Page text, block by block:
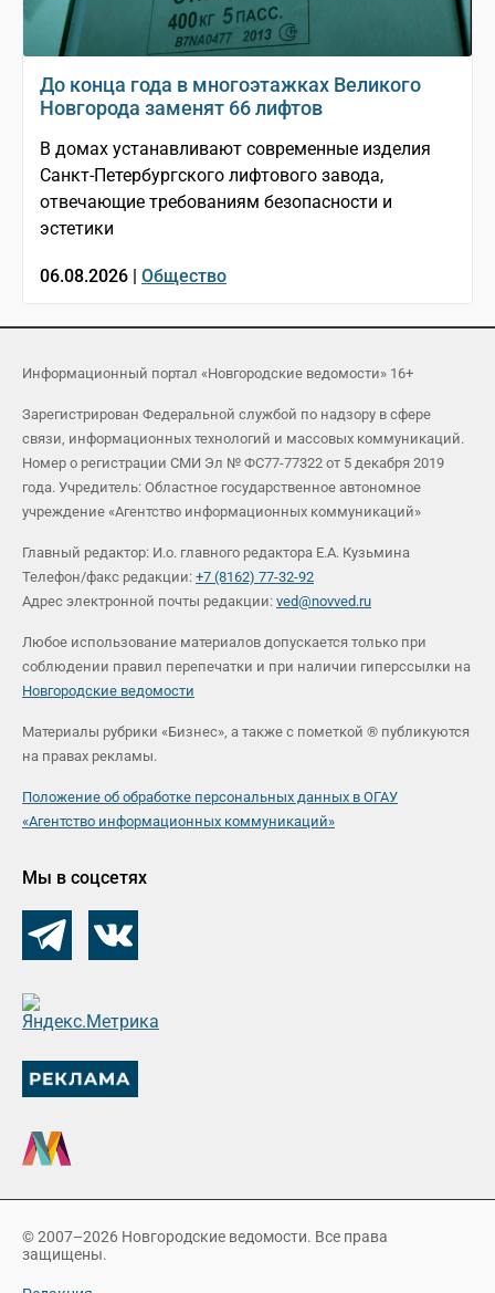
До конца года в многоэтажках Великого
Новгорода заменят 66 лифтов
В домах устанавливают современные изделия
Санкт-Петербургского лифтового завода,
отвечающие требованиям безопасности и
эстетики
06.08.2026 | Общество
Информационный портал «Новгородские ведомости» 16+
Зарегистрирован Федеральной службой по надзору в сфере
связи, информационных технологий и массовых коммуникаций.
Номер о регистрации СМИ Эл № ФС77-77322 от 5 декабря 2019
года. Учредитель: Областное государственное автономное
учреждение «Агентство информационных коммуникаций»
Главный редактор: И.о. главного редактора Е.А. Кузьмина
Телефон/факс редакции: +7 (8162) 77-32-92
Адрес электронной почты редакции: ved@novved.ru
Любое использование материалов допускается только при
соблюдении правил перепечатки и при наличии гиперссылки на
Новгородские ведомости
Материалы рубрики «Бизнес», а также с пометкой ® публикуются
на правах рекламы.
Положение об обработке персональных данных в ОГАУ
«Агентство информационных коммуникаций»
Мы в соцсетях
© 2007–2026 Новгородские ведомости. Все права
защищены.